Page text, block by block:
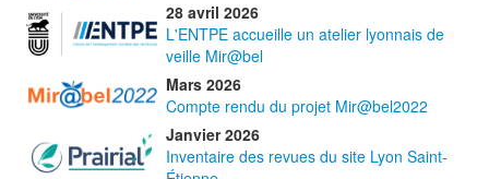
28 avril 2026
L'ENTPE accueille un atelier lyonnais de
veille Mir@bel
Mars 2026
Compte rendu du projet Mir@bel2022
Janvier 2026
Inventaire des revues du site Lyon Saint-